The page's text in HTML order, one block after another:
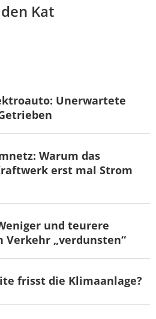
Kat
Unerwartete
Warum das
erst mal Strom
und teurere
Verkehr „verdunsten“
frisst die Klimaanlage?